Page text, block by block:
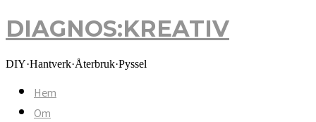
DIAGNOS:KREATIV
DIAGNOS:KREATIV
DIY·Hantverk·Återbruk·Pyssel
Hem
Om